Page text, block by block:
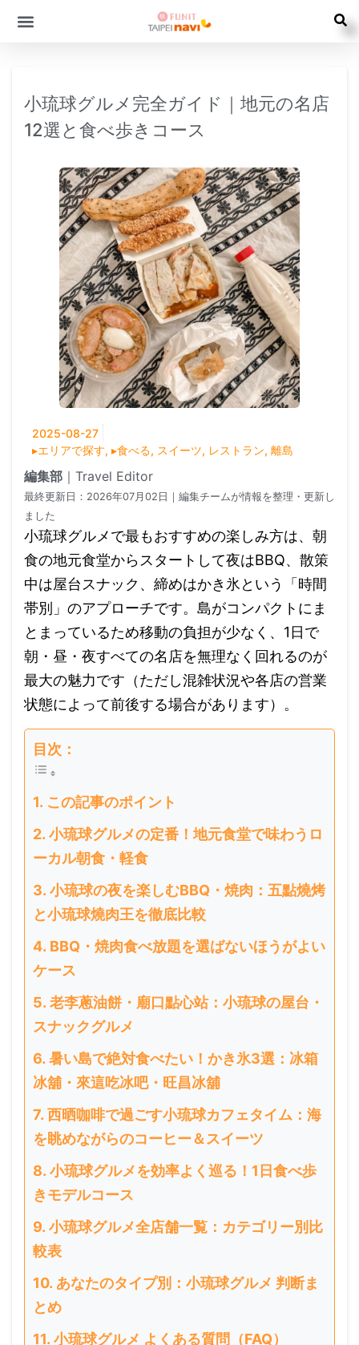
小琉球グルメ完全ガイド｜地元の名店
12選と食べ歩きコース
2025-08-27
▸エリアで探す, ▸食べる, スイーツ, レストラン, 離島
編集部 ｜ Travel Editor
最終更新日： 2026年07月02日 ｜編集チームが情報を整理・更新し
ました
小琉球グルメで最もおすすめの楽しみ方は、朝
食の地元食堂からスタートして夜はBBQ、散策
中は屋台スナック、締めはかき氷という「時間
帯別」のアプローチです。島がコンパクトにま
とまっているため移動の負担が少なく、1日で
朝・昼・夜すべての名店を無理なく回れるのが
最大の魅力です（ただし混雑状況や各店の営業
状態によって前後する場合があります）。
目次：
この記事のポイント
小琉球グルメの定番！地元食堂で味わうロ
ーカル朝食・軽食
小琉球の夜を楽しむBBQ・焼肉：五點燒烤
と小琉球燒肉王を徹底比較
BBQ・焼肉食べ放題を選ばないほうがよい
ケース
老李蔥油餅・廟口點心站：小琉球の屋台・
スナックグルメ
暑い島で絶対食べたい！かき氷3選：冰箱
冰舖・來這吃冰吧・旺昌冰舖
西晒咖啡で過ごす小琉球カフェタイム：海
を眺めながらのコーヒー＆スイーツ
小琉球グルメを効率よく巡る！1日食べ歩
きモデルコース
小琉球グルメ全店舗一覧：カテゴリー別比
較表
あなたのタイプ別：小琉球グルメ 判断ま
とめ
小琉球グルメ よくある質問（FAQ）